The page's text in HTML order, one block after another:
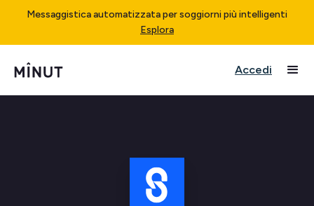
Messaggistica automatizzata per soggiorni più intelligenti
Esplora
Accedi